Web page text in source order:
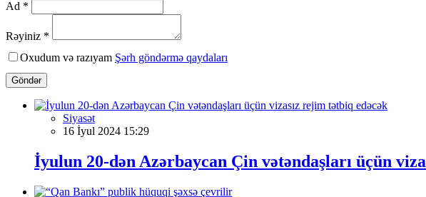
Ad *
Rəyiniz *
Oxudum və razıyam Şərh göndərmə qaydaları
Göndər
Siyasət
16 İyul 2024 15:29
İyulun 20-dən Azərbaycan Çin vətəndaşları üçün